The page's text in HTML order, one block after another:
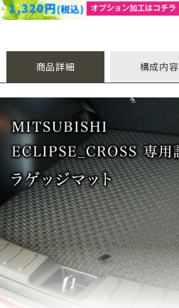
商品詳細 構成内容